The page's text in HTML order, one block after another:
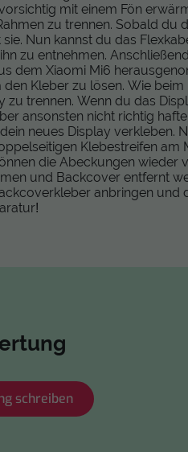
mit einem Fön
zu trennen. Sobald du
Nun kannst du das
zu entnehmen.
dem Xiaomi Mi6
Kleber zu lösen. Wie
trennen. Wenn du das
ansonsten nicht richtig
neues Display verkleben.
Klebestreifen am
die Abeckungen wieder
und Backcover entfernt
anbringen und
schreiben